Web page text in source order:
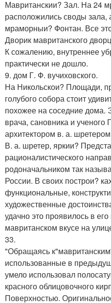
Мавританскии? Зал. На 24
расположились своды зала,
мраморныи? Фонтан. Все
Дворик мавританского
К сожалению, внутреннее
практически не дошло.
9. дом Г. Ф. вучиховского.
На Никольскои? Площади,
голубого собора стоит
похожее на соседние дома.
врача, сановника и ученого
архитектором в. а.
В. а. шретер, яркии?
рационалистического
родоначальником так
России. В своих построи?
функциональные,
художественные
удачно это проявилось в
мавританском вкусе на
33.
"Обращаясь
использованные в
умело использовал
красного облицовочного
Поверхностью.